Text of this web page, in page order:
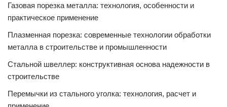
Газовая порезка металла: технология, особенности и
практическое применение
Плазменная порезка: современные технологии обработки
металла в строительстве и промышленности
Стальной швеллер: конструктивная основа надежности в
строительстве
Перемычки из стального уголка: технология, расчет и